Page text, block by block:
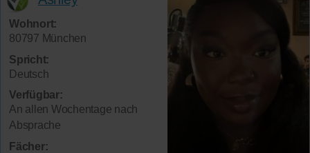
Wohnort:
80797 München
Spricht:
Deutsch
Verfügbar:
An allen Wochentage nach
Absprache
Fächer: